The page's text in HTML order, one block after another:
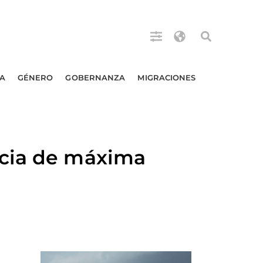
GÉNERO GOBERNANZA MIGRACIONES
de máxima